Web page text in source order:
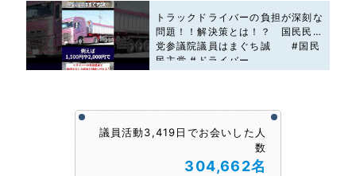
トラックドライバーの負担が深刻な
問題！！解決策とは！？ 国民民主
党参議院議員はまぐち誠 #国民
民主党 #ドライバー
議員活動3,419日でお会いした人
数
304,662名